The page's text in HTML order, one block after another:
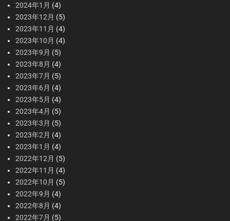
2024年1月 (4)
2023年12月 (5)
2023年11月 (4)
2023年10月 (4)
2023年9月 (5)
2023年8月 (4)
2023年7月 (5)
2023年6月 (4)
2023年5月 (4)
2023年4月 (5)
2023年3月 (5)
2023年2月 (4)
2023年1月 (4)
2022年12月 (5)
2022年11月 (4)
2022年10月 (5)
2022年9月 (4)
2022年8月 (4)
2022年7月 (5)